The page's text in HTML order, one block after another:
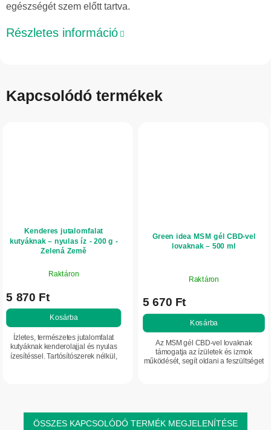
egészségét szem előtt tartva.
Részletes információ
Kapcsolódó termékek
Kenderes jutalomfalat
kutyáknak – nyulas íz - 200 g -
Zelená Země
Raktáron
5 870 Ft
Kosárba
Ízletes, természetes jutalomfalat
kutyáknak kenderolajjal és nyulas
ízesítéssel. Tartósítószerek nélkül,
Green idea MSM gél CBD-vel
lovaknak – 500 ml
Raktáron
5 670 Ft
Kosárba
Az MSM gél CBD-vel lovaknak
támogatja az ízületek és izmok
működését, segít oldani a feszültséget
ÖSSZES KAPCSOLÓDÓ TERMÉK MEGJELENÍTÉSE